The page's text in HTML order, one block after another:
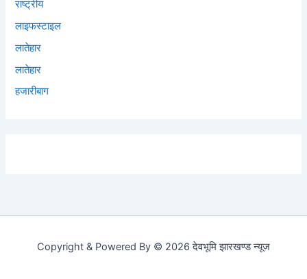
राष्ट्रीय
लाइफस्टाइल
लातेहार
लातेहार
हजारीबाग
Copyright & Powered By © 2026 देवभूमि झारखण्ड न्यूज